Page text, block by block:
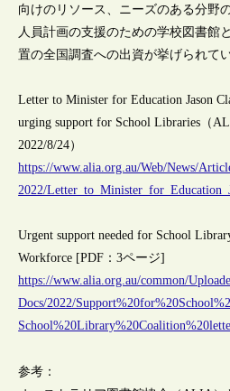
向けのリソース、ニーズのある分野
人員計画の支援のための学校図書館
置の全国調査への出資が挙げられてい
Letter to Minister for Education Jason
urging support for School Libraries（
2022/8/24）
https://www.alia.org.au/Web/News/
2022/
Urgent support needed for School
Workforce [PDF：3ページ]
https://www.alia.org.au/common/
Docs/2022/
参考：